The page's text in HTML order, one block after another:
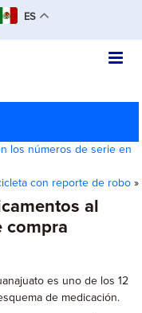
ES
los números de serie en
con reporte de robo»
al
compra
es uno de los 12
de medicación.